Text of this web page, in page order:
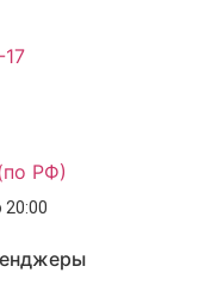
РФ)
20:00